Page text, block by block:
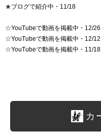
★ブログで紹介中・11/18
☆YouTubeで動画を掲載中・12/26
☆YouTubeで動画を掲載中・12/12
☆YouTubeで動画を掲載中・11/18
カ